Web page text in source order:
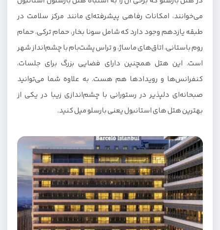
می‌خوانند، امکانات رفاهی پیشرفته‌ای مانند مرکز سلامت در
طبقه یازدهم وجود دارد که شامل سونا بخار، حمام ترکی، حمام
روم باستانی، اتاق‌های ماساژ، و تراس پشت‌بام با چشم‌انداز شهر
است. این هتل همچنین دارای فضایی بزرگ برای جلسات،
کنفرانس‌ها و رویداد‌ها هم هست. به علاوه شما می‌توانید
صبحانه‌ای دلپذیر در رستورانی با چشم‌اندازی زیبا در یکی از
بهترین هتل های استانبول یعنی بارسلو میل کنید.